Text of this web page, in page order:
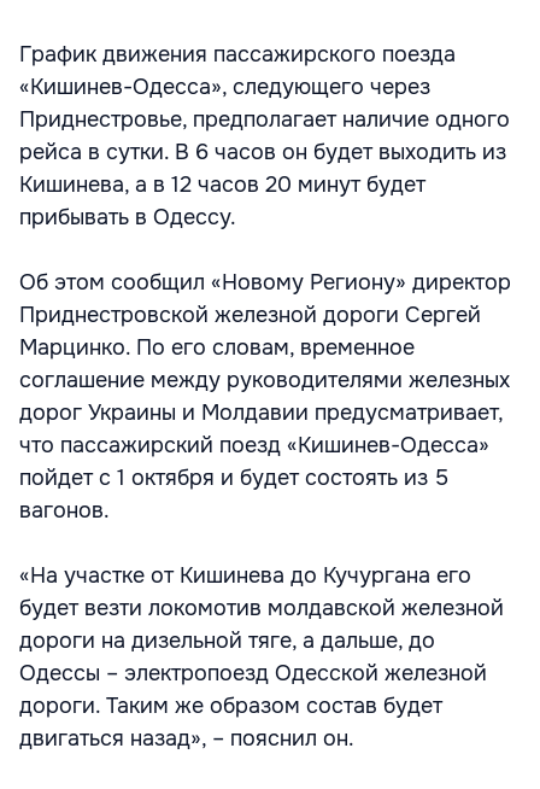
График движения пассажирского поезда
«Кишинев-Одесса», следующего через
Приднестровье, предполагает наличие одного
рейса в сутки. В 6 часов он будет выходить из
Кишинева, а в 12 часов 20 минут будет
прибывать в Одессу.
Об этом сообщил «Новому Региону» директор
Приднестровской железной дороги Сергей
Марцинко. По его словам, временное
соглашение между руководителями железных
дорог Украины и Молдавии предусматривает,
что пассажирский поезд «Кишинев-Одесса»
пойдет с 1 октября и будет состоять из 5
вагонов.
«На участке от Кишинева до Кучургана его
будет везти локомотив молдавской железной
дороги на дизельной тяге, а дальше, до
Одессы – электропоезд Одесской железной
дороги. Таким же образом состав будет
двигаться назад», – пояснил он.